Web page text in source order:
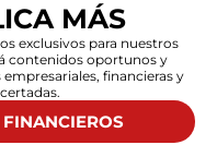
MÁS
exclusivos para nuestros
contenidos oportunos y
financieras y